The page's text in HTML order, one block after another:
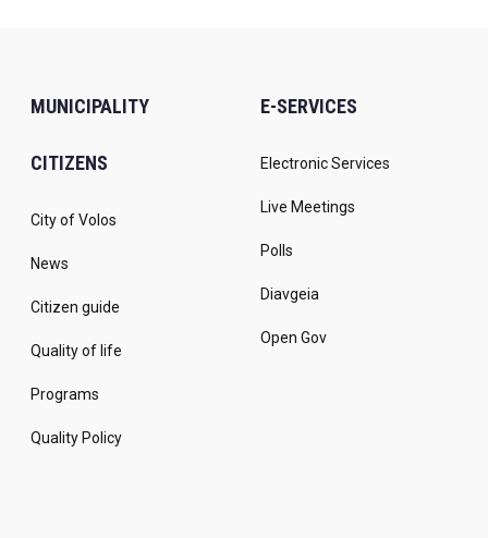
MUNICIPALITY
CITIZENS
City of Volos
News
Citizen guide
Quality of life
Programs
Quality Policy
E-SERVICES
Electronic Services
Live Meetings
Polls
Diavgeia
Open Gov